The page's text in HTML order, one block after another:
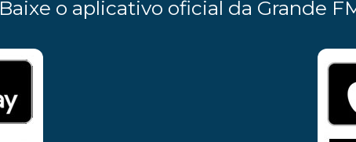
Baixe o aplicativo oficial da Grande